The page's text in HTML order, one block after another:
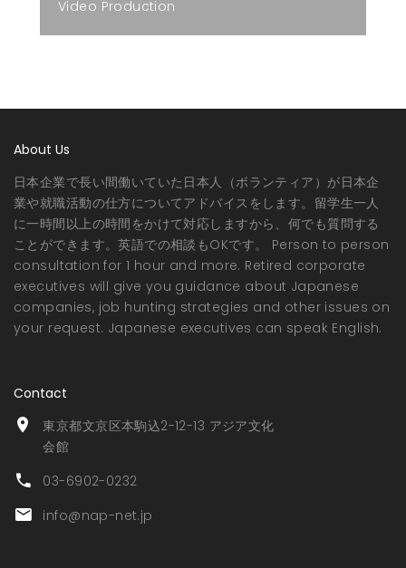
Video Production
About Us
日本企業で長い間働いていた日本人（ボランティア）が日本企
業や就職活動の仕方についてアドバイスをします。留学生一人
に一時間以上の時間をかけて対応しますから、何でも質問する
ことができます。英語での相談もOKです。 Person to person
consultation for 1 hour and more. Retired corporate
executives will give you guidance about Japanese
companies, job hunting strategies and other issues on
your request. Japanese executives can speak English.
Contact
東京都文京区本駒込2-12-13 アジア文化
会館
03-6902-0232
info@nap-net.jp